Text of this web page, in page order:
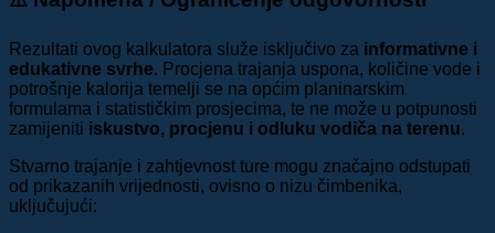
Rezultati ovog kalkulatora služe isključivo za informativne i
edukativne svrhe. Procjena trajanja uspona, količine vode i
potrošnje kalorija temelji se na općim planinarskim
formulama i statističkim prosjecima, te ne može u potpunosti
zamijeniti iskustvo, procjenu i odluku vodiča na terenu.
Stvarno trajanje i zahtjevnost ture mogu značajno odstupati
od prikazanih vrijednosti, ovisno o nizu čimbenika,
uključujući: